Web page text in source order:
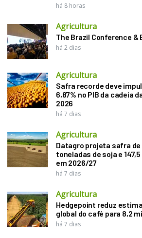
há 8 horas
Agricultura
The Brazil Conference &
há 2 dias
Agricultura
Safra recorde deve
6,87% no PIB da cadeia
2026
há 7 dias
Agricultura
Datagro projeta safra de
toneladas de soja e
em 2026/27
há 7 dias
Agricultura
Hedgepoint reduz
global do café para 8,2
há 7 dias